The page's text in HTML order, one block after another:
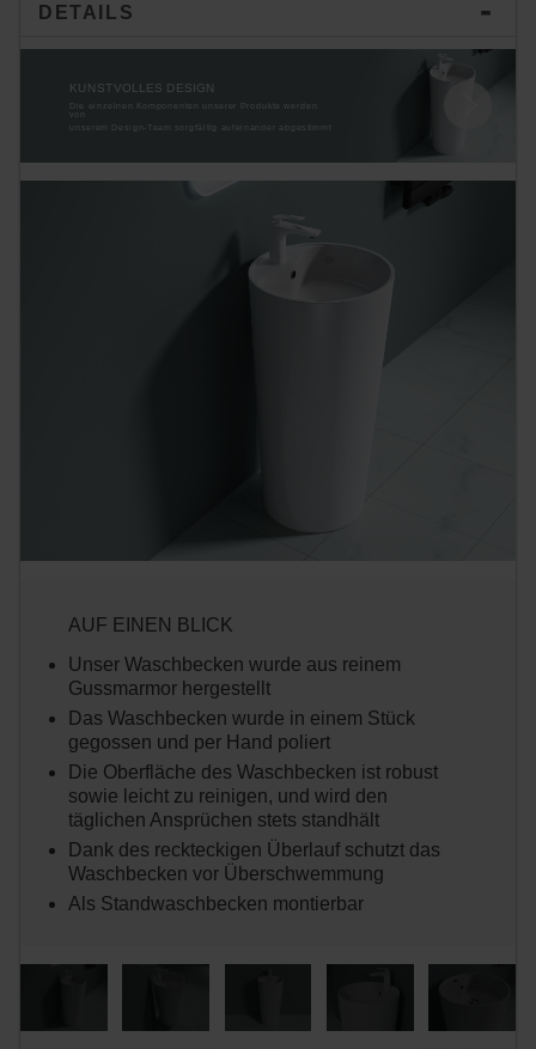
DETAILS
KUNSTVOLLES DESIGN
Die einzelnen Komponenten unserer Produkte werden
von
unserem Design-Team sorgfältig aufeinander abgestimmt
AUF EINEN BLICK
Unser Waschbecken wurde aus reinem
Gussmarmor hergestellt
Das Waschbecken wurde in einem Stück
gegossen und per Hand poliert
Die Oberfläche des Waschbecken ist robust
sowie leicht zu reinigen, und wird den
täglichen Ansprüchen stets standhält
Dank des reckteckigen Überlauf schutzt das
Waschbecken vor Überschwemmung
Als Standwaschbecken montierbar